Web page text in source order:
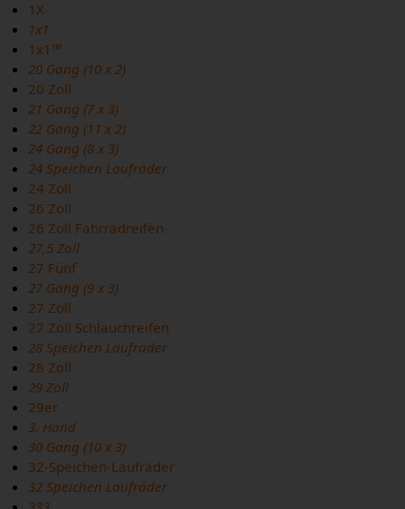
1X
1x1
1x1™
20 Gang (10 x 2)
20 Zoll
21 Gang (7 x 3)
22 Gang (11 x 2)
24 Gang (8 x 3)
24 Speichen Laufräder
24 Zoll
26 Zoll
26 Zoll Fahrradreifen
27,5 Zoll
27 Fünf
27 Gang (9 x 3)
27 Zoll
27 Zoll Schlauchreifen
28 Speichen Laufräder
28 Zoll
29 Zoll
29er
3. Hand
30 Gang (10 x 3)
32-Speichen-Laufräder
32 Speichen Laufräder